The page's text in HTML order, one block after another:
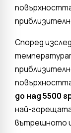
Според
до над 5500
най-
вътрешното